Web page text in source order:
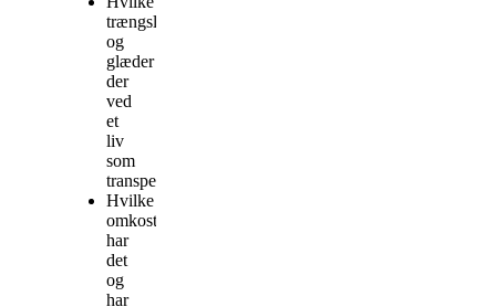
trængsler
og
glæder
der
ved
et
liv
som
transperson?
Hvilke
omkostninger
har
det
og
har